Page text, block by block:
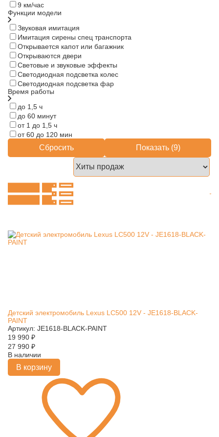
9 км/час
Функции модели
Звуковая имитация
Имитация сирены спец транспорта
Открывается капот или багажник
Открываются двери
Световые и звуковые эффекты
Светодиодная подсветка колес
Светодиодная подсветка фар
Время работы
до 1,5 ч
до 60 минут
от 1 до 1,5 ч
от 60 до 120 мин
Сбросить Показать (9)
Детский электромобиль Lexus LC500 12V - JE1618-BLACK-
PAINT
Артикул: JE1618-BLACK-PAINT
19 990 ₽
27 990 ₽
В наличии
В корзину